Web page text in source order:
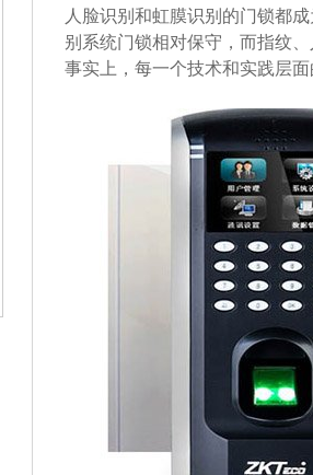
人脸识别和虹膜识别的门锁都
别系统门锁相对保守，而指纹
事实上，每一个技术和实践层